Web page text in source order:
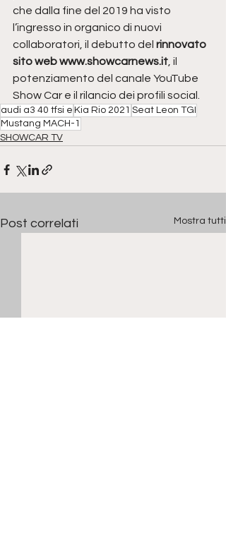
che dalla fine del 2019 ha visto
l’ingresso in organico di nuovi
collaboratori, il debutto del rinnovato
sito web www.showcarnews.it , il
potenziamento del canale YouTube
Show Car e il rilancio dei profili social.
audi a3 40 tfsi e Kia Rio 2021 Seat Leon TGI
Mustang MACH-1
SHOWCAR TV
Post correlati Mostra tutti